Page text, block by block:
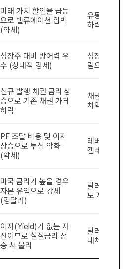
미래 가치 할인율 급등
으로 밸류에이션 압박
(약세)
유동성 유입
하락으로 강
성장주 대비 방어력 우
수 (상대적 강세)
성장주 랠리
림으로 소외
신규 발행 채권 금리 상
승으로 기존 채권 가격
하락
채권 가격 상
차익 발생)
PF 조달 비용 및 이자
상승으로 투심 악화
(약세)
레버리지 비
캡레이트(수
미국 금리가 높을 경우
자본 유입으로 강세
(킹달러)
달러 공급 확
도 저하로 약
이자(Yield)가 없는 자
산이므로 실질금리 상
승 시 불리
달러 가치 하
대체재로 강세